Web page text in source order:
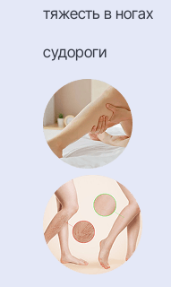
тяжесть в ногах
судороги